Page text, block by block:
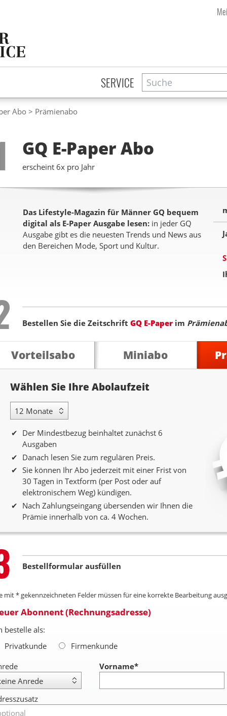
SERVICE Suche
Zeitschriftensuche
Abo Prämienabo
GQ E-Paper Abo
erscheint 6x pro Jahr
Das Lifestyle-Magazin für Männer GQ bequem
digital als E-Paper Ausgabe lesen: in jeder GQ
Ausgabe gibt es die neuesten Trends und News aus
den Bereichen Mode, Sport und Kultur.
Bestellen Sie die Zeitschrift GQ E-Paper im
Vorteilsabo Miniabo
Wählen Sie Ihre Abolaufzeit
12 Monate Laufzeit
Der Mindestbezug beinhaltet zunächst 6
Ausgaben
Danach lesen Sie zum regulären Preis.
Sie können Ihr Abo jederzeit mit einer Frist von
30 Tagen in Textform (per Post oder auf
elektronischem Weg) kündigen.
Nach Zahlungseingang übersenden wir Ihnen die
Prämie innerhalb von ca. 4 Wochen.
Bestellformular ausfüllen
mit * gekennzeichneten Felder müssen für eine korrekte Bearbeitung
Abonnent (Rechnungsadresse)
bestelle als:
Privatkunde
Firmenkunde
Vorname*